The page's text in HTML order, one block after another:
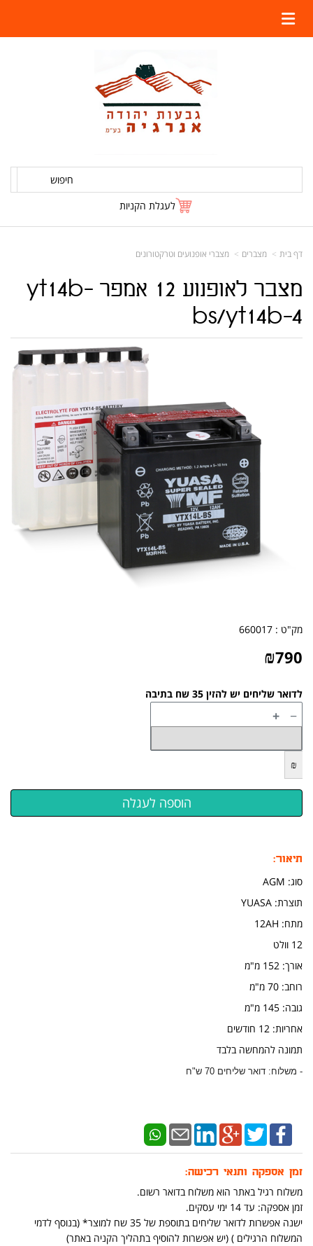
חיפוש
לעגלת הקניות
דף בית מצברים מצברי אופנועים וטרקטורונים
מצבר לאופנוע 12 אמפר yt14b-
bs/yt14b-4
מק"ט : 660017
₪790
לדואר שליחים יש להזין 35 שח בתיבה
−
+
₪
תיאור:
סוג: AGM
תוצרת: YUASA
​מתח: 12AH
12 וולט
אורך: 152 מ"מ
​רוחב: 70 מ"מ
גובה: 145 מ"מ
אחריות: 12 חודשים
תמונה להמחשה בלבד
- משלוח: דואר שליחים 70 ש"ח
זמן אספקה ותנאי רכישה:
משלוח רגיל באתר הוא משלוח בדואר רשום.
זמן אספקה: עד 14 ימי עסקים.
ישנה אפשרות לדואר שליחים בתוספת של 35 שח למוצר* (בנוסף לדמי
המשלוח הרגילים ) (יש אפשרות להוסיף בתהליך הקניה באתר)